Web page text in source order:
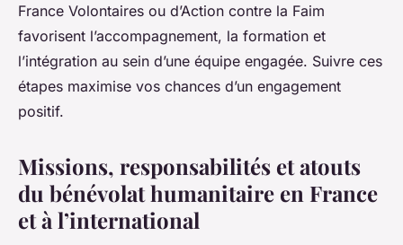
France Volontaires ou d’Action contre la Faim
favorisent l’accompagnement, la formation et
l’intégration au sein d’une équipe engagée. Suivre ces
étapes maximise vos chances d’un engagement
positif.
Missions, responsabilités et atouts
du bénévolat humanitaire en France
et à l’international